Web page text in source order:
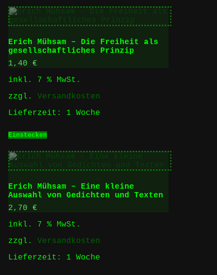
Erich Mühsam – Die Freiheit als
gesellschaftliches Prinzip
1,40 €
inkl. 7 % MwSt.
zzgl. Versandkosten
Lieferzeit: 1 Woche
Einstecken
Erich Mühsam – Eine kleine
Auswahl von Gedichten und Texten
2,70 €
inkl. 7 % MwSt.
zzgl. Versandkosten
Lieferzeit: 1 Woche